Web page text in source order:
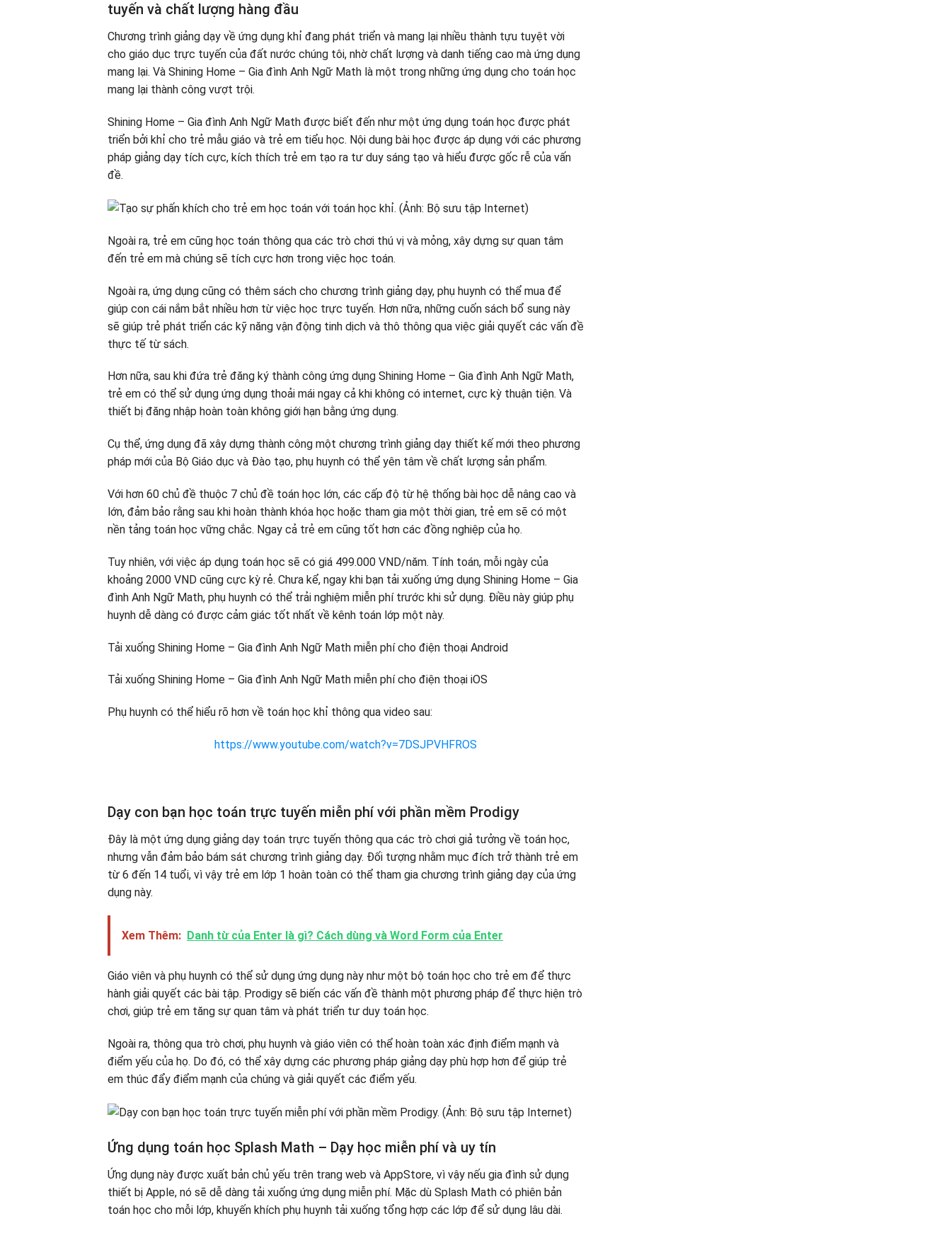
tuyến và chất lượng hàng đầu
Chương trình giảng dạy về ứng dụng khỉ đang phát triển và mang lại nhiều thành tựu tuyệt vời
cho giáo dục trực tuyến của đất nước chúng tôi, nhờ chất lượng và danh tiếng cao mà ứng dụng
mang lại. Và Shining Home – Gia đình Anh Ngữ Math là một trong những ứng dụng cho toán học
mang lại thành công vượt trội.
Shining Home – Gia đình Anh Ngữ Math được biết đến như một ứng dụng toán học được phát
triển bởi khỉ cho trẻ mẫu giáo và trẻ em tiểu học. Nội dung bài học được áp dụng với các phương
pháp giảng dạy tích cực, kích thích trẻ em tạo ra tư duy sáng tạo và hiểu được gốc rễ của vấn
đề.
Ngoài ra, trẻ em cũng học toán thông qua các trò chơi thú vị và mỏng, xây dựng sự quan tâm
đến trẻ em mà chúng sẽ tích cực hơn trong việc học toán.
Ngoài ra, ứng dụng cũng có thêm sách cho chương trình giảng dạy, phụ huynh có thể mua để
giúp con cái nắm bắt nhiều hơn từ việc học trực tuyến. Hơn nữa, những cuốn sách bổ sung này
sẽ giúp trẻ phát triển các kỹ năng vận động tinh dịch và thô thông qua việc giải quyết các vấn đề
thực tế từ sách.
Hơn nữa, sau khi đứa trẻ đăng ký thành công ứng dụng Shining Home – Gia đình Anh Ngữ Math,
trẻ em có thể sử dụng ứng dụng thoải mái ngay cả khi không có internet, cực kỳ thuận tiện. Và
thiết bị đăng nhập hoàn toàn không giới hạn bằng ứng dụng.
Cụ thể, ứng dụng đã xây dựng thành công một chương trình giảng dạy thiết kế mới theo phương
pháp mới của Bộ Giáo dục và Đào tạo, phụ huynh có thể yên tâm về chất lượng sản phẩm.
Với hơn 60 chủ đề thuộc 7 chủ đề toán học lớn, các cấp độ từ hệ thống bài học dễ nâng cao và
lớn, đảm bảo rằng sau khi hoàn thành khóa học hoặc tham gia một thời gian, trẻ em sẽ có một
nền tảng toán học vững chắc. Ngay cả trẻ em cũng tốt hơn các đồng nghiệp của họ.
Tuy nhiên, với việc áp dụng toán học sẽ có giá 499.000 VND/năm. Tính toán, mỗi ngày của
khoảng 2000 VND cũng cực kỳ rẻ. Chưa kể, ngay khi bạn tải xuống ứng dụng Shining Home – Gia
đình Anh Ngữ Math, phụ huynh có thể trải nghiệm miễn phí trước khi sử dụng. Điều này giúp phụ
huynh dễ dàng có được cảm giác tốt nhất về kênh toán lớp một này.
Tải xuống Shining Home – Gia đình Anh Ngữ Math miễn phí cho điện thoại Android
Tải xuống Shining Home – Gia đình Anh Ngữ Math miễn phí cho điện thoại iOS
Phụ huynh có thể hiểu rõ hơn về toán học khỉ thông qua video sau:
https://www.youtube.com/watch?v=7DSJPVHFROS
Dạy con bạn học toán trực tuyến miễn phí với phần mềm Prodigy
Đây là một ứng dụng giảng dạy toán trực tuyến thông qua các trò chơi giả tưởng về toán học,
nhưng vẫn đảm bảo bám sát chương trình giảng dạy. Đối tượng nhằm mục đích trở thành trẻ em
từ 6 đến 14 tuổi, vì vậy trẻ em lớp 1 hoàn toàn có thể tham gia chương trình giảng dạy của ứng
dụng này.
Xem Thêm: Danh từ của Enter là gì? Cách dùng và Word Form của Enter
Giáo viên và phụ huynh có thể sử dụng ứng dụng này như một bộ toán học cho trẻ em để thực
hành giải quyết các bài tập. Prodigy sẽ biến các vấn đề thành một phương pháp để thực hiện trò
chơi, giúp trẻ em tăng sự quan tâm và phát triển tư duy toán học.
Ngoài ra, thông qua trò chơi, phụ huynh và giáo viên có thể hoàn toàn xác định điểm mạnh và
điểm yếu của họ. Do đó, có thể xây dựng các phương pháp giảng dạy phù hợp hơn để giúp trẻ
em thúc đẩy điểm mạnh của chúng và giải quyết các điểm yếu.
Ứng dụng toán học Splash Math – Dạy học miễn phí và uy tín
Ứng dụng này được xuất bản chủ yếu trên trang web và AppStore, vì vậy nếu gia đình sử dụng
thiết bị Apple, nó sẽ dễ dàng tải xuống ứng dụng miễn phí. Mặc dù Splash Math có phiên bản
toán học cho mỗi lớp, khuyến khích phụ huynh tải xuống tổng hợp các lớp để sử dụng lâu dài.